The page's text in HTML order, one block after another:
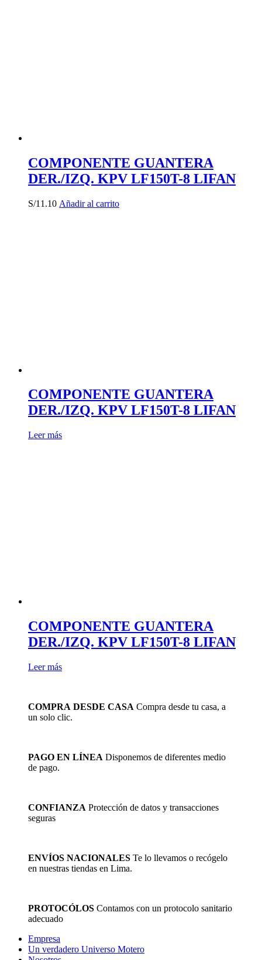
COMPONENTE GUANTERA
DER./IZQ. KPV LF150T-8 LIFAN
S/11.10 Añadir al carrito
COMPONENTE GUANTERA
DER./IZQ. KPV LF150T-8 LIFAN
Leer más
COMPONENTE GUANTERA
DER./IZQ. KPV LF150T-8 LIFAN
Leer más
COMPRA DESDE CASA Compra desde tu casa, a
un solo clic.
PAGO EN LÍNEA Disponemos de diferentes medio
de pago.
CONFIANZA Protección de datos y transacciones
seguras
ENVÍOS NACIONALES Te lo llevamos o recógelo
en nuestras tiendas en Lima.
PROTOCÓLOS Contamos con un protocolo sanitario
adecuado
Empresa
Un verdadero Universo Motero